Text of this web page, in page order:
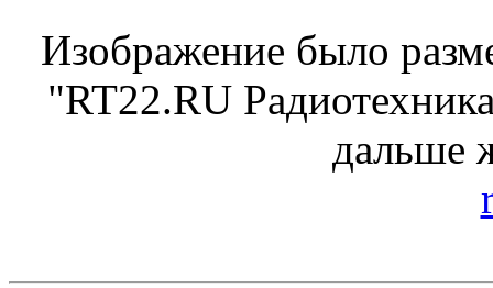
Изображение было
"RT22.RU
дальше